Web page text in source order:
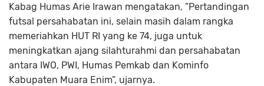
Kabag Humas Arie Irawan mengatakan, ”Pertandingan
futsal persahabatan ini, selain masih dalam rangka
memeriahkan HUT RI yang ke 74, juga untuk
meningkatkan ajang silahturahmi dan persahabatan
antara IWO, PWI, Humas Pemkab dan Kominfo
Kabupaten Muara Enim”, ujarnya.